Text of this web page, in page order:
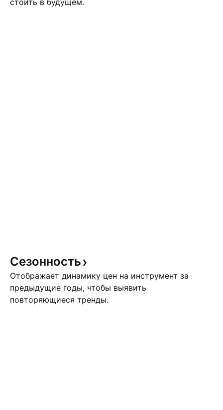
стоить в будущем.
Сезонность
Отображает динамику цен на инструмент за
предыдущие годы, чтобы выявить
повторяющиеся тренды.